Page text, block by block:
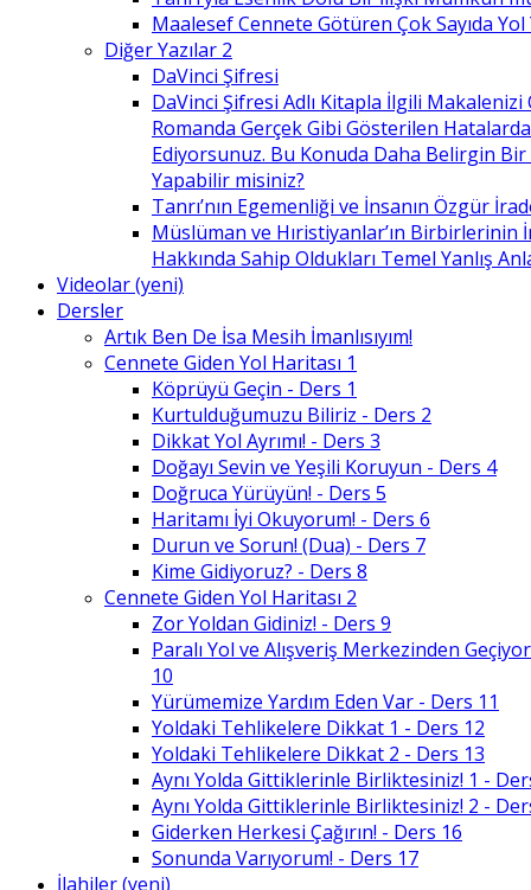
Maalesef Cennete Götüren Çok Sayıda
Diğer Yazılar 2
DaVinci Şifresi
DaVinci Şifresi Adlı Kitapla İlgili Makalenizi
Romanda Gerçek Gibi Gösterilen
Ediyorsunuz. Bu Konuda Daha Belirgin Bir
Yapabilir misiniz?
Tanrı’nın Egemenliği ve İnsanın Özgür
Müslüman ve Hıristiyanlar’ın Birbirlerinin
Hakkında Sahip Oldukları Temel Yanlış
Videolar (yeni)
Dersler
Artık Ben De İsa Mesih İmanlısıyım!
Cennete Giden Yol Haritası 1
Köprüyü Geçin - Ders 1
Kurtulduğumuzu Biliriz - Ders 2
Dikkat Yol Ayrımı! - Ders 3
Doğayı Sevin ve Yeşili Koruyun - Ders 4
Doğruca Yürüyün! - Ders 5
Haritamı İyi Okuyorum! - Ders 6
Durun ve Sorun! (Dua) - Ders 7
Kime Gidiyoruz? - Ders 8
Cennete Giden Yol Haritası 2
Zor Yoldan Gidiniz! - Ders 9
Paralı Yol ve Alışveriş Merkezinden
10
Yürümemize Yardım Eden Var - Ders 11
Yoldaki Tehlikelere Dikkat 1 - Ders 12
Yoldaki Tehlikelere Dikkat 2 - Ders 13
Aynı Yolda Gittiklerinle Birliktesiniz! 1 -
Aynı Yolda Gittiklerinle Birliktesiniz! 2 -
Giderken Herkesi Çağırın! - Ders 16
Sonunda Varıyorum! - Ders 17
İlahiler (yeni)